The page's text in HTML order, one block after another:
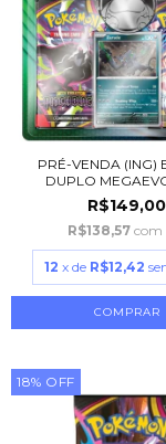
PRÉ-VENDA (ING)
DUPLO
R$149,00
R$138,57 com
12 x de R$12,42
18% OFF